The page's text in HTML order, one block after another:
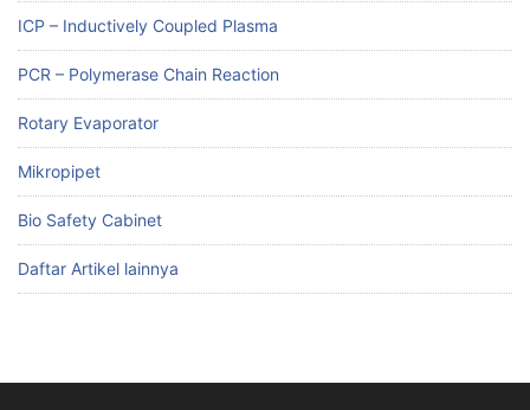
ICP – Inductively Coupled Plasma
PCR – Polymerase Chain Reaction
Rotary Evaporator
Mikropipet
Bio Safety Cabinet
Daftar Artikel lainnya